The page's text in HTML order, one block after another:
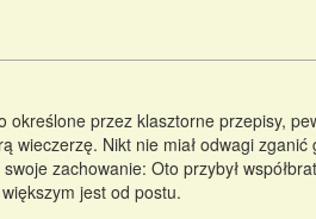
określone przez klasztorne przepisy,
wieczerzę. Nikt nie miał odwagi zganić
zachowanie: Oto przybył
jest od postu.